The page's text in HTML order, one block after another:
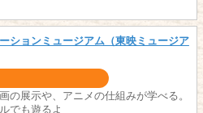
ションミュージアム（東映ミュージア
の展示や、アニメの仕組みが学べる。
でも遊るよ